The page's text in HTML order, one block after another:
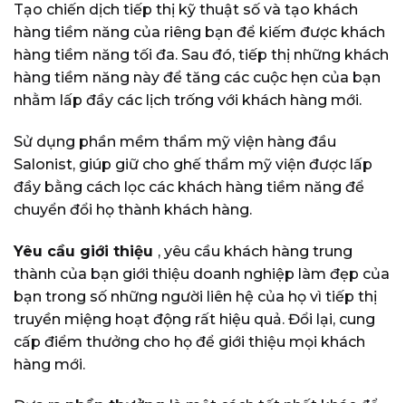
Tạo chiến dịch tiếp thị kỹ thuật số và tạo khách
hàng tiềm năng của riêng bạn để kiếm được khách
hàng tiềm năng tối đa. Sau đó, tiếp thị những khách
hàng tiềm năng này để tăng các cuộc hẹn của bạn
nhằm lấp đầy các lịch trống với khách hàng mới.
Sử dụng phần mềm thẩm mỹ viện hàng đầu
Salonist, giúp giữ cho ghế thẩm mỹ viện được lấp
đầy bằng cách lọc các khách hàng tiềm năng để
chuyển đổi họ thành khách hàng.
Yêu cầu giới thiệu , yêu cầu khách hàng trung
thành của bạn giới thiệu doanh nghiệp làm đẹp của
bạn trong số những người liên hệ của họ vì tiếp thị
truyền miệng hoạt động rất hiệu quả. Đổi lại, cung
cấp điểm thưởng cho họ để giới thiệu mọi khách
hàng mới.